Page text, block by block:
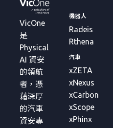
VicOne
是
Physical
AI 資安
的領航
者，憑
藉深厚
的汽車
資安專
機器人
Radeis
Rthena
汽車
xZETA
xNexus
xCarbon
xScope
xPhinx